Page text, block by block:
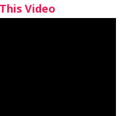
Video